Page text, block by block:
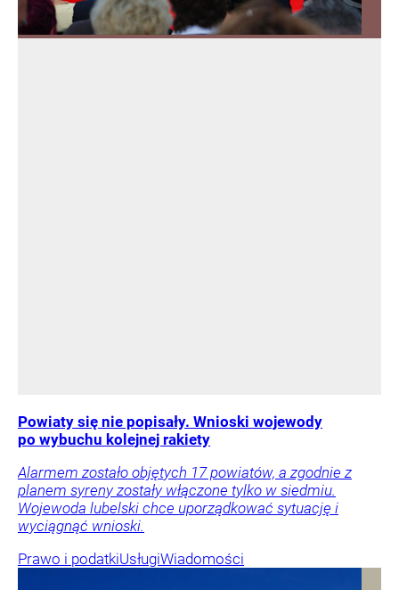
Powiaty się nie popisały. Wnioski wojewody
po wybuchu kolejnej rakiety
Alarmem zostało objętych 17 powiatów, a zgodnie z
planem syreny zostały włączone tylko w siedmiu.
Wojewoda lubelski chce uporządkować sytuację i
wyciągnąć wnioski.
Prawo i podatkiUsługiWiadomości